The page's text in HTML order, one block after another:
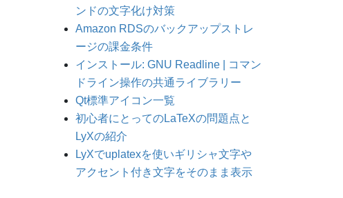
ンドの文字化け対策
Amazon RDSのバックアップストレ
ージの課金条件
インストール: GNU Readline | コマン
ドライン操作の共通ライブラリー
Qt標準アイコン一覧
初心者にとってのLaTeXの問題点と
LyXの紹介
LyXでuplatexを使いギリシャ文字や
アクセント付き文字をそのまま表示